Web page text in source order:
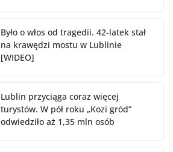
Było o włos od tragedii. 42-latek stał
na krawędzi mostu w Lublinie
[WIDEO]
Lublin przyciąga coraz więcej
turystów. W pół roku „Kozi gród”
odwiedziło aż 1,35 mln osób